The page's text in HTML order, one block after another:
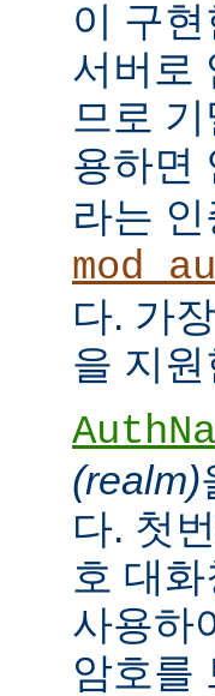
이 구
서버로
므로
용하면
라는
다. 가
을 지
(realm)
다. 첫
호 대
사용하
암호를